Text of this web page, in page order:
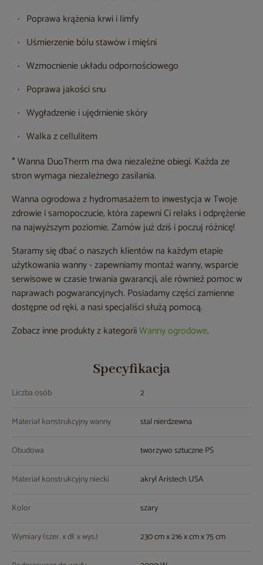
Poprawa krążenia krwi i limfy
Uśmierzenie bólu stawów i mięśni
Wzmocnienie układu odpornościowego
Poprawa jakości snu
Wygładzenie i ujędrnienie skóry
Walka z cellulitem
* Wanna DuoTherm ma dwa niezależne obiegi. Każda ze
stron wymaga niezależnego zasilania.
Wanna ogrodowa z hydromasażem to inwestycja w Twoje
zdrowie i samopoczucie, która zapewni Ci relaks i odprężenie
na najwyższym poziomie. Zamów już dziś i poczuj różnicę!
Staramy się dbać o naszych klientów na każdym etapie
użytkowania wanny - zapewniamy montaż wanny, wsparcie
serwisowe w czasie trwania gwarancji, ale również pomoc w
naprawach pogwarancyjnych. Posiadamy części zamienne
dostępne od ręki, a nasi specjaliści służą pomocą.
Zobacz inne produkty z kategoriiWanny ogrodowe.
Specyfikacja
Liczba osób 2
Materiał konstrukcyjny wanny stal nierdzewna
Obudowa tworzywo sztuczne PS
Materiał konstrukcyjny niecki akryl Aristech USA
Kolor szary
Wymiary (szer. x dł. x wys.) 230 cm x 216 x cm x 75 cm